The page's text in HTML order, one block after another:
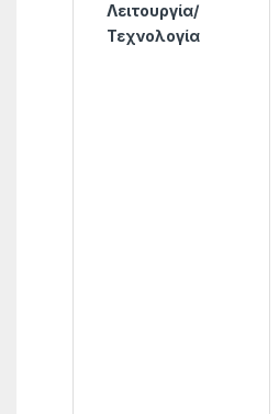
Λειτουργία/
Τεχνολογία